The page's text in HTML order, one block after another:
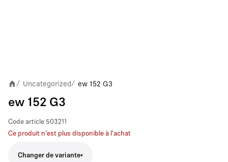
/ Uncategorized / ew 152 G3
ew 152 G3
Code article 503211
Ce produit n'est plus disponible à l'achat
Changer de variante